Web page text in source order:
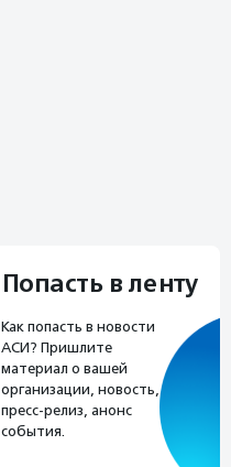
Попасть в ленту
Как попасть в новости
АСИ? Пришлите
материал о вашей
организации, новость,
пресс-релиз, анонс
события.